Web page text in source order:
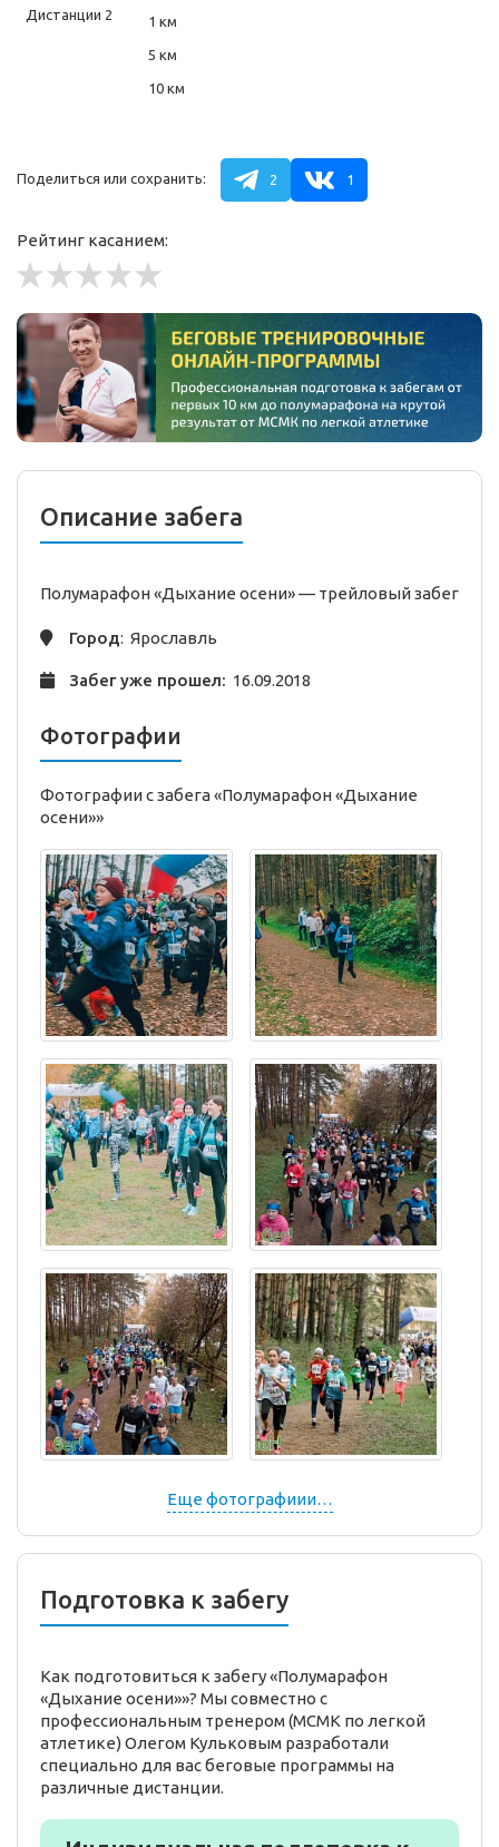
Дистанции 2 1 км
5 км
10 км
Поделиться или сохранить: 2 1
Рейтинг касанием:
Описание забега
Полумарафон «Дыхание осени» — трейловыйзабег
Город: Ярославль
Забег уже прошел: 16.09.2018
Фотографии
Фотографии с забега «Полумарафон «Дыхание
осени»»
Еще фотографиии…
Подготовка к забегу
Как подготовиться к забегу «Полумарафон
«Дыхание осени»»? Мы совместно с
профессиональным тренером (МСМК по легкой
атлетике) Олегом Кульковым разработали
специально для вас беговые программы на
различные дистанции.